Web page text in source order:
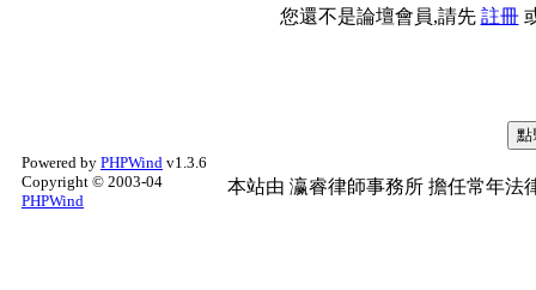
您還不是論壇會員,請先 註冊
Powered by PHPWind v1.3.6
Copyright © 2003-04
PHPWind
本站由 瀛睿律師事務所 擔任常年法